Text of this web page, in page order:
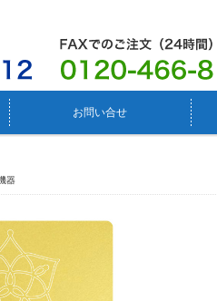
お問い合せ
器